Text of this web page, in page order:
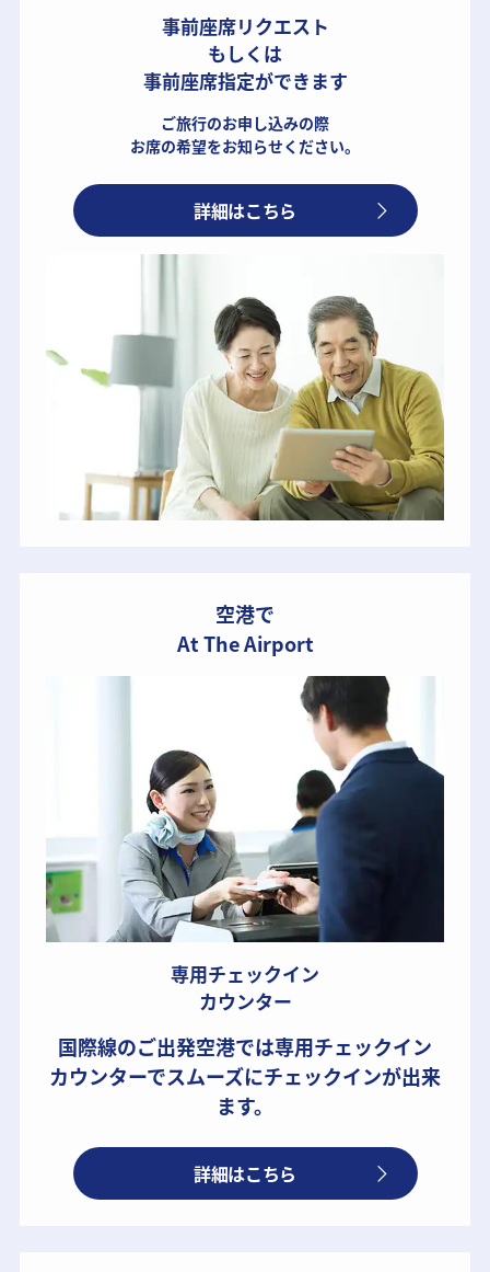
事前座席リクエスト
もしくは
事前座席指定ができます
ご旅行のお申し込みの際
お席の希望をお知らせください。
詳細はこちら
空港で
At The Airport
専用チェックイン
カウンター
国際線のご出発空港では専用チェックイン
カウンターでスムーズにチェックインが出来
ます。
詳細はこちら